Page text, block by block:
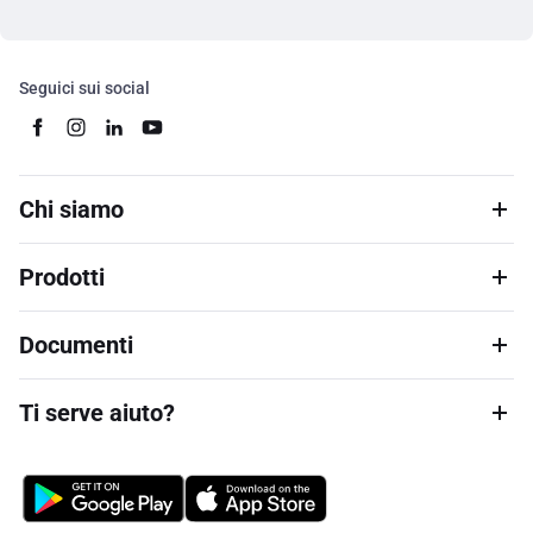
Seguici sui social
Chi siamo
Prodotti
Documenti
Ti serve aiuto?